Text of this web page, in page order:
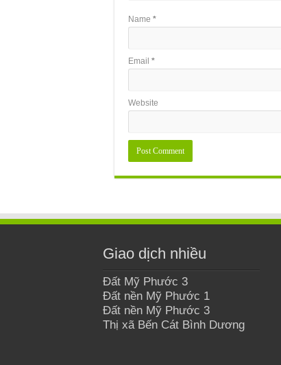
Name *
Email *
Website
Giao dịch nhiều
Đất Mỹ Phước 3
Đất nền Mỹ Phước 1
Đất nền Mỹ Phước 3
Thị xã Bến Cát Bình Dương